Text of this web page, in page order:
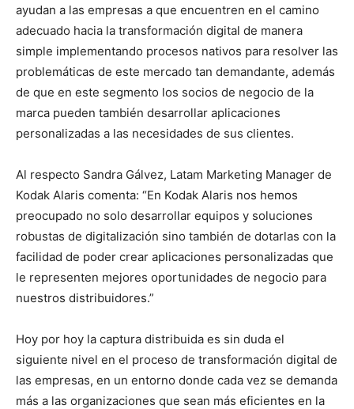
ayudan a las empresas a que encuentren en el camino
adecuado hacia la transformación digital de manera
simple implementando procesos nativos para resolver las
problemáticas de este mercado tan demandante, además
de que en este segmento los socios de negocio de la
marca pueden también desarrollar aplicaciones
personalizadas a las necesidades de sus clientes.
Al respecto Sandra Gálvez, Latam Marketing Manager de
Kodak Alaris comenta: “En Kodak Alaris nos hemos
preocupado no solo desarrollar equipos y soluciones
robustas de digitalización sino también de dotarlas con la
facilidad de poder crear aplicaciones personalizadas que
le representen mejores oportunidades de negocio para
nuestros distribuidores.”
Hoy por hoy la captura distribuida es sin duda el
siguiente nivel en el proceso de transformación digital de
las empresas, en un entorno donde cada vez se demanda
más a las organizaciones que sean más eficientes en la